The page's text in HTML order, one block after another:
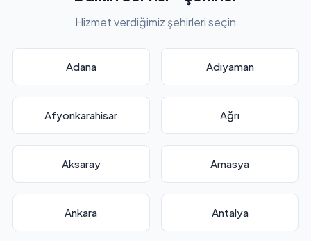
Hizmet verdiğimiz şehirleri seçin
Adana Adıyaman
Afyonkarahisar Ağrı
Aksaray Amasya
Ankara Antalya